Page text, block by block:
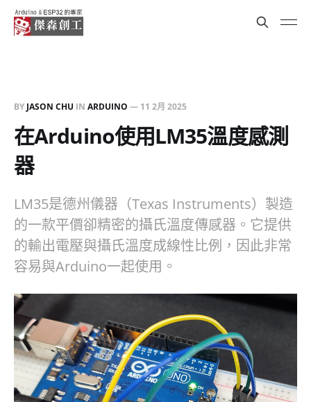
BY JASON CHU IN ARDUINO — 11 2月 2025
在Arduino使用LM35溫度感測
器
LM35是德州儀器（Texas Instruments）製造
的一款平價卻精密的攝氏溫度傳感器。它提供
的輸出電壓與攝氏溫度成線性比例，因此非常
容易與Arduino一起使用。